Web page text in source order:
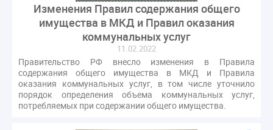
Изменения Правил содержания общего
имущества в МКД и Правил оказания
коммунальных услуг
11.02.2022
Правительство РФ внесло изменения в Правила
содержания общего имущества в МКД и Правила
оказания коммунальных услуг, в том числе уточнило
порядок определения объема коммунальных услуг,
потребляемых при содержании общего имущества.